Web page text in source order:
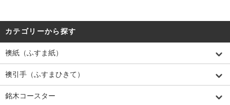
カテゴリーから探す
襖紙（ふすま紙）
襖引手（ふすまひきて）
銘木コースター